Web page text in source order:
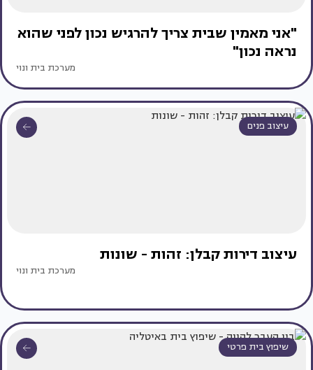
"אני מאמין שבית צריך להרגיש נכון לפני שהוא
נראה נכון"
מערכת בית ונוי
עיצוב פנים
עיצוב דירות קבלן: זהות - שונות
מערכת בית ונוי
שיפוץ בית פרטי